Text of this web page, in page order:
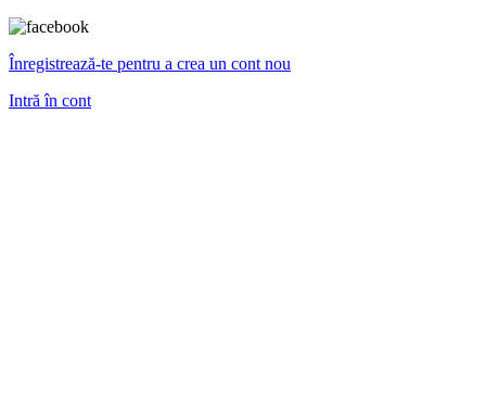
Înregistrează-te pentru a crea un cont nou
Intră în cont